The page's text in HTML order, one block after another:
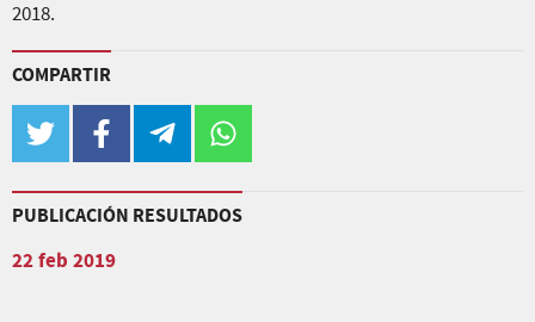
2018.
COMPARTIR
twitter facebook telegram
PUBLICACIÓN RESULTADOS
22 feb 2019